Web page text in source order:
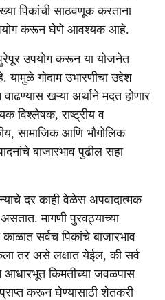
पिकांची साठवणूक करताना
करून घेणे आवश्यक आहे.
पुरेपूर उपयोग करून या योजनेत
गोदाम उभारणीचा उद्देश
खऱ्या अर्थाने मदत होणार
विश्लेषक, राष्ट्रीय व
सामाजिक आणि भौगोलिक
बाजारभाव पुढील सहा
दर काही वेळेस अपवादा‍त्मक
मागणी पुरवठ्याच्या
सर्वच पिकांचे बाजारभाव
तर असे लक्षात येईल, की सर्व
आधारभूत किमतीच्या जवळपास
करून घेण्यासाठी शेतकरी